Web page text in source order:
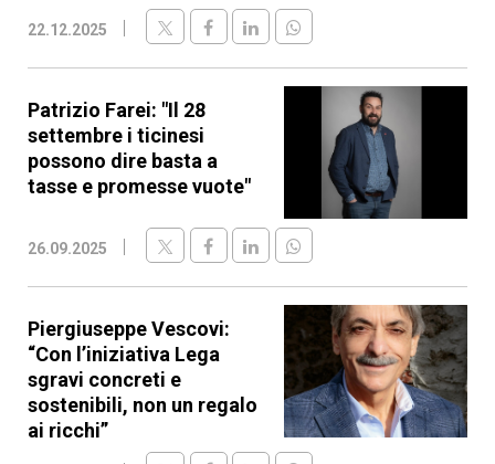
22.12.2025
Patrizio Farei: "Il 28
settembre i ticinesi
possono dire basta a
tasse e promesse vuote"
26.09.2025
Piergiuseppe Vescovi:
“Con l’iniziativa Lega
sgravi concreti e
sostenibili, non un regalo
ai ricchi”